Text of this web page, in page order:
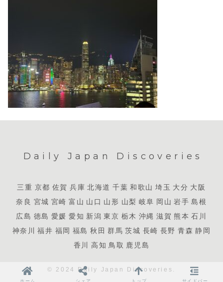
Daily Japan Discoveries
三重 京都 佐賀 兵庫 北海道 千葉 和歌山 埼玉 大分 大阪
奈良 宮城 宮崎 富山 山口 山形 山梨 岐阜 岡山 岩手 島根
広島 徳島 愛媛 愛知 新潟 東京 栃木 沖縄 滋賀 熊本 石川
神奈川 福井 福岡 福島 秋田 群馬 茨城 長崎 長野 青森 静岡
香川 高知 鳥取 鹿児島
© 2024 Daily Japan Discoveries.
ホーム シェア トップ サイドバー